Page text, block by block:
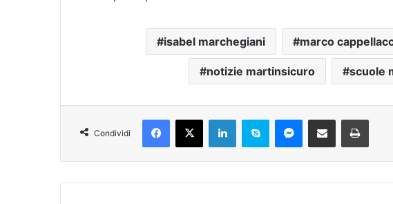
isabel marchegiani marco
notizie martinsicuro scuole
Condividi